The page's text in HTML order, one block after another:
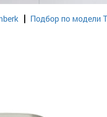
Подбор по модели